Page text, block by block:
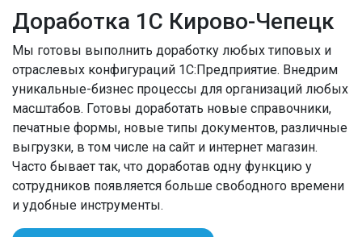
Доработка 1С Кирово-Чепецк
Мы готовы выполнить доработку любых типовых и
отраслевых конфигураций 1С:Предприятие. Внедрим
уникальные-бизнес процессы для организаций любых
масштабов. Готовы доработать новые справочники,
печатные формы, новые типы документов, различные
выгрузки, в том числе на сайт и интернет магазин.
Часто бывает так, что доработав одну функцию у
сотрудников появляется больше свободного времени
и удобные инструменты.